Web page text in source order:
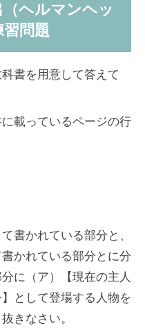
（ヘルマンヘッ
問題
書を用意して答えて
載っているページの行
書かれている部分と、
かれている部分とに分
に（ア）【現在の主人
として登場する人物を
きなさい。